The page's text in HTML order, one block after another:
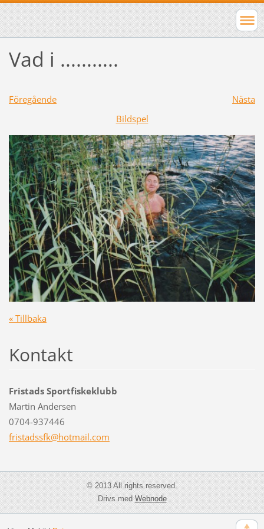
Vad i ...........
Föregående
Nästa
Bildspel
« Tillbaka
Kontakt
Fristads Sportfiskeklubb
Martin Andersen
0704-937446
fristadssfk@hotmail.com
© 2013 All rights reserved.
Drivs medWebnode